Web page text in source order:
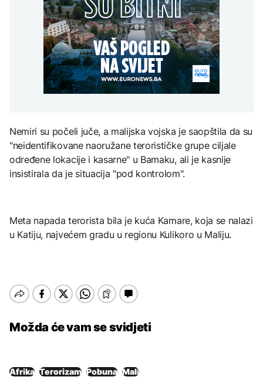
Gori više od 40 hektara,
na terenu vatrogasci i Air
Tractori
AKTUELNO
Izbio požar u Grudama:
Gori više od 40 hektara,
na terenu vatrogasci i Air
Tractori
planinarenje i svinjokolj
nematerijalnom
kulturnom baštinom
Vanredno stanje u
istočnoj Slovačkoj zbog
nestašice vode za piće
AKTUELNO
Apelacioni sud blokirao
Perseidi stiže sredinom
augusta
TEHNOLOGIJA
Istorijska presuda protiv
Mete, zbog ugrožavanja
KULTURA
Rat i pijesak prijete
drevnim piramidama
Nemiri su počeli juče, a malijska vojska je saopštila da su
"neidentifikovane naoružane terorističke grupe ciljale
određene lokacije i kasarne" u Bamaku, ali je kasnije
insistirala da je situacija "pod kontrolom".
Meta napada terorista bila je kuća Kamare, koja se nalazi
u Katiju, najvećem gradu u regionu Kulikoro u Maliju.
Možda će vam se svidjeti
Afrika Terorizam Pobuna Mali